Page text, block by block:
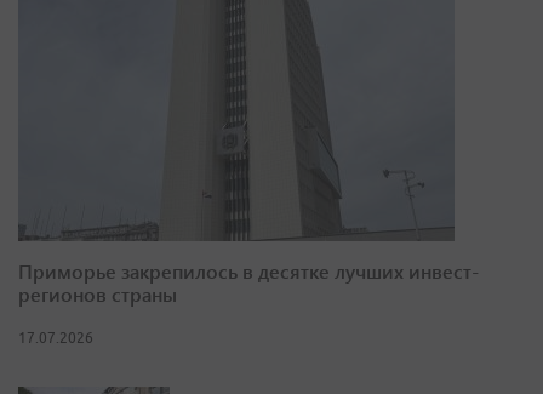
Приморье закрепилось в десятке лучших инвест-
регионов страны
17.07.2026